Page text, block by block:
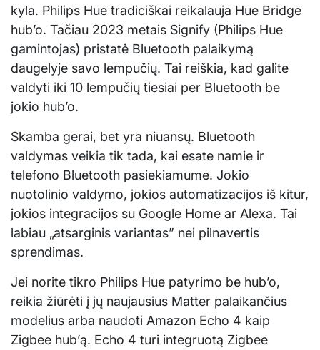
kyla. Philips Hue tradiciškai reikalauja Hue Bridge
hub’o. Tačiau 2023 metais Signify (Philips Hue
gamintojas) pristatė Bluetooth palaikymą
daugelyje savo lempučių. Tai reiškia, kad galite
valdyti iki 10 lempučių tiesiai per Bluetooth be
jokio hub’o.
Skamba gerai, bet yra niuansų. Bluetooth
valdymas veikia tik tada, kai esate namie ir
telefono Bluetooth pasiekiamume. Jokio
nuotolinio valdymo, jokios automatizacijos iš kitur,
jokios integracijos su Google Home ar Alexa. Tai
labiau „atsarginis variantas” nei pilnavertis
sprendimas.
Jei norite tikro Philips Hue patyrimo be hub’o,
reikia žiūrėti į jų naujausius Matter palaikančius
modelius arba naudoti Amazon Echo 4 kaip
Zigbee hub’ą. Echo 4 turi integruotą Zigbee